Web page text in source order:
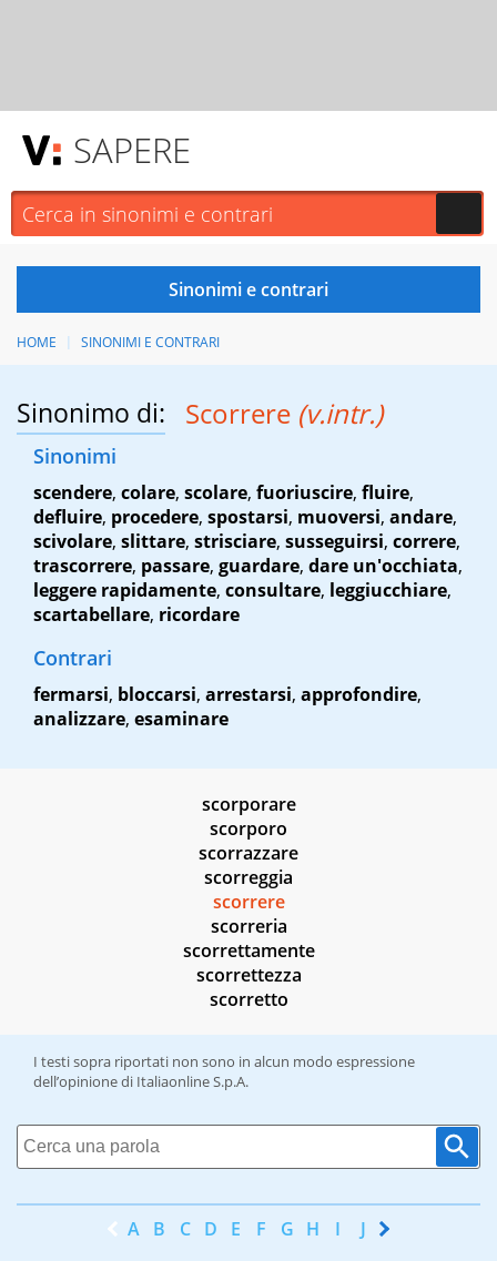
SAPERE
HOME SINONIMI E CONTRARI
Sinonimo di: Scorrere (v.intr.)
Sinonimi
scendere, colare, scolare, fuoriuscire, fluire,
defluire, procedere, spostarsi, muoversi, andare,
scivolare, slittare, strisciare, susseguirsi, correre,
trascorrere, passare, guardare, dare un'occhiata,
leggere rapidamente, consultare, leggiucchiare,
scartabellare, ricordare
Contrari
fermarsi, bloccarsi, arrestarsi, approfondire,
analizzare, esaminare
scorporare
scorporo
scorrazzare
scorreggia
scorrere
scorreria
scorrettamente
scorrettezza
scorretto
I testi sopra riportati non sono in alcun modo espressione
dell’opinione di Italiaonline S.p.A.
A B C D E F G H I J K